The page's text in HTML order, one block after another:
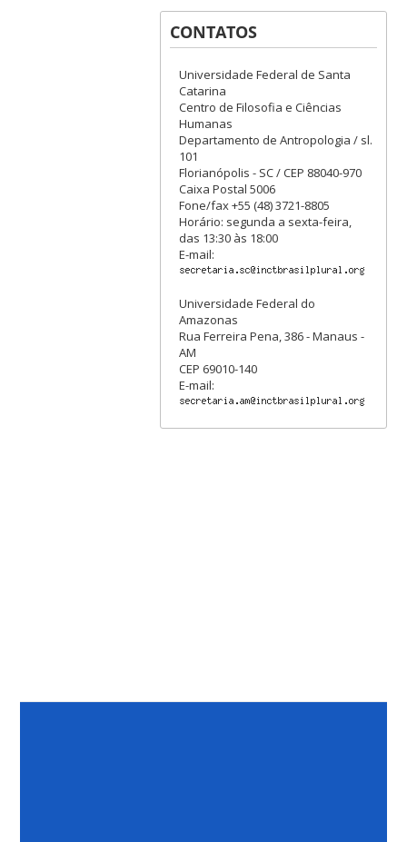
CONTATOS
Universidade Federal de Santa
Catarina
Centro de Filosofia e Ciências
Humanas
Departamento de Antropologia / sl.
101
Florianópolis - SC / CEP 88040-970
Caixa Postal 5006
Fone/fax +55 (48) 3721-8805
Horário: segunda a sexta-feira,
das 13:30 às 18:00
E-mail:
Universidade Federal do
Amazonas
Rua Ferreira Pena, 386 - Manaus -
AM
CEP 69010-140
E-mail: